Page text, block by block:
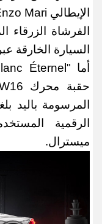
الإيطالي
الفرشاة الزرقاء
السيارة الخارقة
أما "Blanc Éternel"
حقبة محرك
المرسومة باليد
الرقمية
ميسترال.